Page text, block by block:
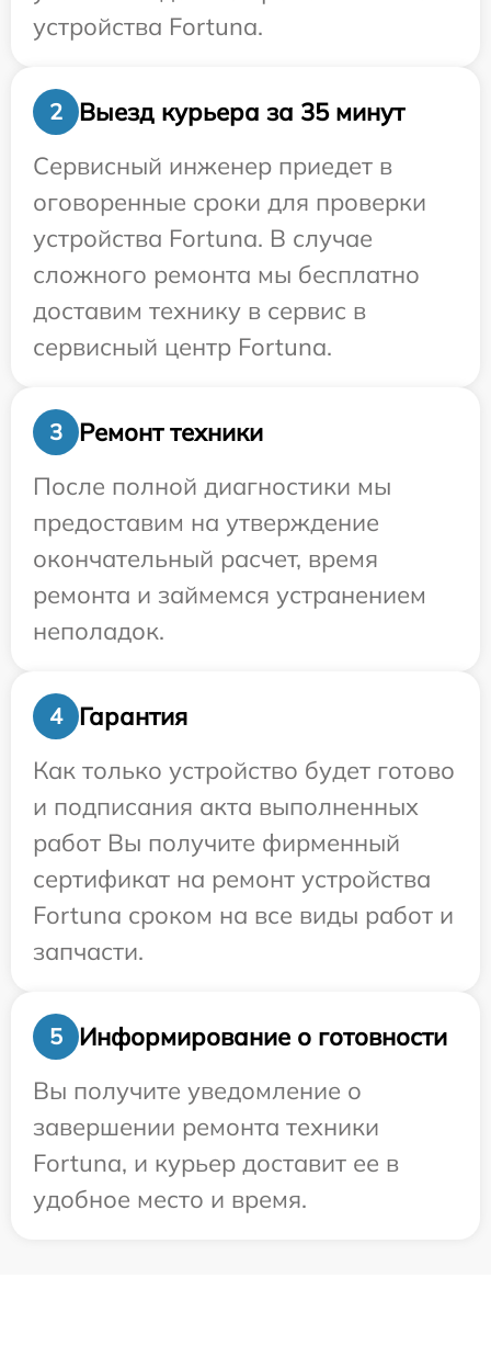
устройства Fortuna.
2
Выезд курьера за 35 минут
Сервисный инженер приедет в
оговоренные сроки для проверки
устройства Fortuna. В случае
сложного ремонта мы бесплатно
доставим технику в сервис в
сервисный центр Fortuna.
3
Ремонт техники
После полной диагностики мы
предоставим на утверждение
окончательный расчет, время
ремонта и займемся устранением
неполадок.
4
Гарантия
Как только устройство будет готово
и подписания акта выполненных
работ Вы получите фирменный
сертификат на ремонт устройства
Fortuna сроком на все виды работ и
запчасти.
5
Информирование о готовности
Вы получите уведомление о
завершении ремонта техники
Fortuna, и курьер доставит ее в
удобное место и время.